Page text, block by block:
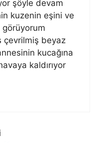
şöyle devam
kuzenin eşini ve
görüyorum
çevrilmiş beyaz
kucağına
kaldırıyor